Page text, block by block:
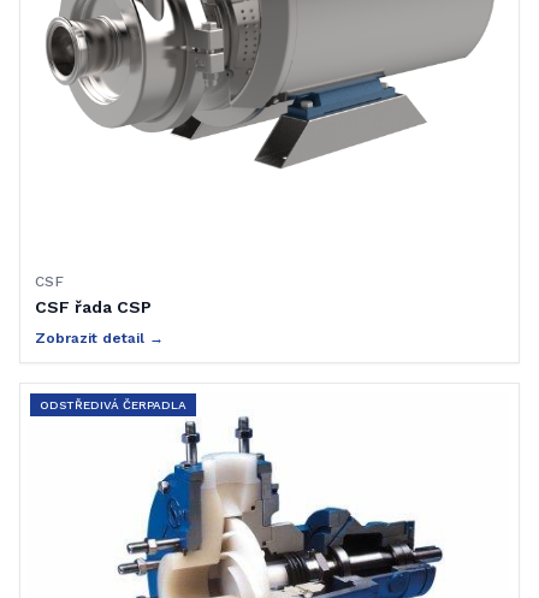
CSF
CSF řada CSP
Zobrazit detail →
ODSTŘEDIVÁ ČERPADLA